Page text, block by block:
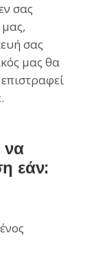
σας
σας
μας θα
να
εάν: